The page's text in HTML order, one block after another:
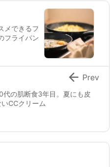
メできるフ
フライパン
代の肌断食3年目。夏にも皮
CCクリーム
 Prev